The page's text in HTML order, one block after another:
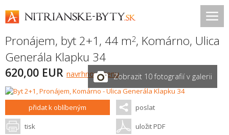
Pronájem, byt 2+1, 44 m2, Komárno, Ulica
Generála Klapku 34
620,00 EUR navrhnout cenuZobrazit 10 fotografií v galerii
přidat k oblíbeným poslat
tisk uložit PDF